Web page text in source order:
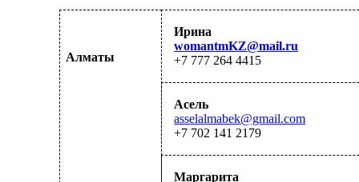
Алматы
Ирина
womantmKZ@mail.ru
+7 777 264 4415
Асель
asselalmabek@gmail.com
+7 702 141 2179
Маргарита